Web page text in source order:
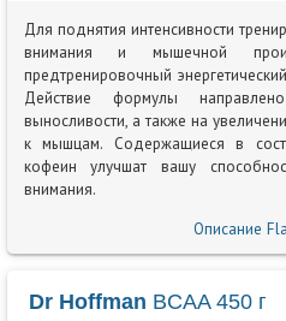
Для поднятия интенсивности
внимания и мышечной
предтренировочный
Действие формулы
выносливости, а также на
к мышцам. Содержащиеся в
кофеин улучшат вашу
внимания.
Описание
Dr Hoffman BCAA 450 г